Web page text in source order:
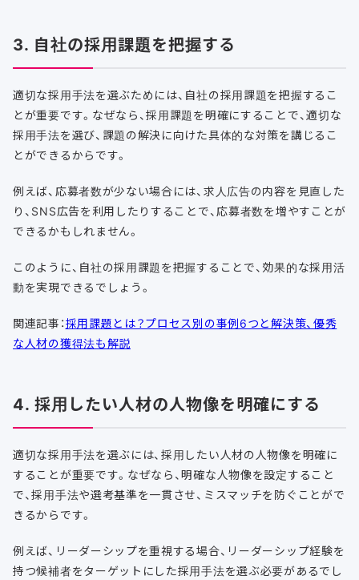
3. 自社の採用課題を把握する
適切な採用手法を選ぶためには、自社の採用課題を把握するこ
とが重要です。なぜなら、採用課題を明確にすることで、適切な
採用手法を選び、課題の解決に向けた具体的な対策を講じるこ
とができるからです。
例えば、応募者数が少ない場合には、求人広告の内容を見直した
り、SNS広告を利用したりすることで、応募者数を増やすことが
できるかもしれません。
このように、自社の採用課題を把握することで、効果的な採用活
動を実現できるでしょう。
関連記事：採用課題とは？プロセス別の事例6つと解決策、優秀
な人材の獲得法も解説
4. 採用したい人材の人物像を明確にする
適切な採用手法を選ぶには、採用したい人材の人物像を明確に
することが重要です。なぜなら、明確な人物像を設定すること
で、採用手法や選考基準を一貫させ、ミスマッチを防ぐことがで
きるからです。
例えば、リーダーシップを重視する場合、リーダーシップ経験を
持つ候補者をターゲットにした採用手法を選ぶ必要があるでし